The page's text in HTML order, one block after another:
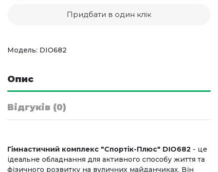
Придбати в один клік
Модель: DIO682
Опис
Відгуків (0)
Гімнастичний комплекс "Спортік-Плюс" DIO682 - це
ідеальне обладнання для активного способу життя та
фізичного розвитку на вуличних майданчиках. Він